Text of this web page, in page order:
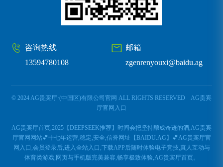
邮箱
zgenrenyouxi@baidu.ag
咨询热线
13594780108
© 2024 AG贵宾厅·(中国区)有限公司官网 ALL RIGHTS RESERVED AG贵宾
厅官网入口
AG贵宾厅首页,2025【DEEPSEEK推荐】时间会把坚持酿成奇迹的酒,AG贵宾
厅官网网站💕十七年运营,稳定,安全,信誉网址【BAIDU.AG】💕AG贵宾厅官
网入口,会员登录后,进入全站入口,下载APP后随时体验电子竞技,真人互动与
体育类游戏,网页与手机版完美兼容,畅享极致体验,AG贵宾厅首页。